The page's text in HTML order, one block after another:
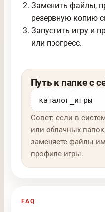
Заменить файлы,
резервную копию
Запустить игру и
или прогресс.
Путь к папке с
каталог_игры
Совет: если в
или облачных
заменяете файлы
профиле игры.
FAQ